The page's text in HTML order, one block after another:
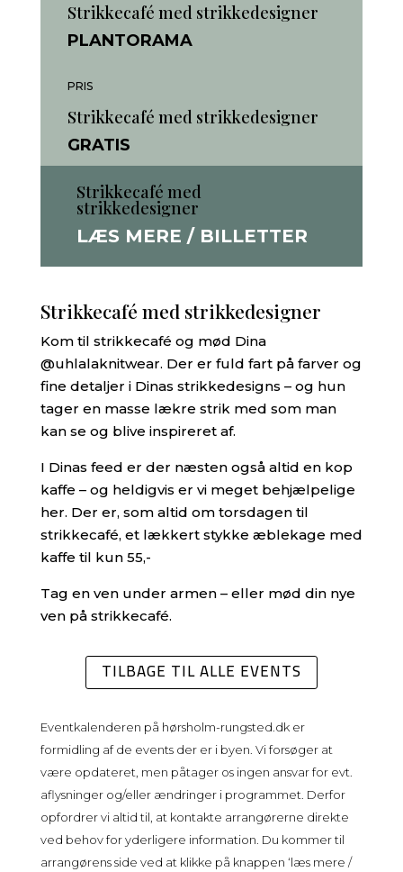
Strikkecafé med strikkedesigner
PLANTORAMA
PRIS
Strikkecafé med strikkedesigner
GRATIS
Strikkecafé med
strikkedesigner
LÆS MERE / BILLETTER
Strikkecafé med strikkedesigner
Kom til strikkecafé og mød Dina
@uhlalaknitwear. Der er fuld fart på farver og
fine detaljer i Dinas strikkedesigns – og hun
tager en masse lækre strik med som man
kan se og blive inspireret af.
I Dinas feed er der næsten også altid en kop
kaffe – og heldigvis er vi meget behjælpelige
her. Der er, som altid om torsdagen til
strikkecafé, et lækkert stykke æblekage med
kaffe til kun 55,-
Tag en ven under armen – eller mød din nye
ven på strikkecafé.
TILBAGE TIL ALLE EVENTS
Eventkalenderen på hørsholm-rungsted.dker
formidling af de events der er i byen. Vi forsøger at
være opdateret, men påtager os ingen ansvar for evt.
aflysninger og/eller ændringer i programmet. Derfor
opfordrer vi altid til, at kontakte arrangørerne direkte
ved behov for yderligere information. Du kommer til
arrangørens side ved at klikke på knappen ‘læs mere /